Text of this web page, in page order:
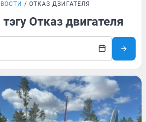
ОТКАЗ ДВИГАТЕЛЯ
Отказ двигателя